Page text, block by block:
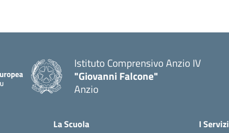
Istituto Comprensivo Anzio IV
"Giovanni Falcone"
Anzio
La Scuola I Servizi